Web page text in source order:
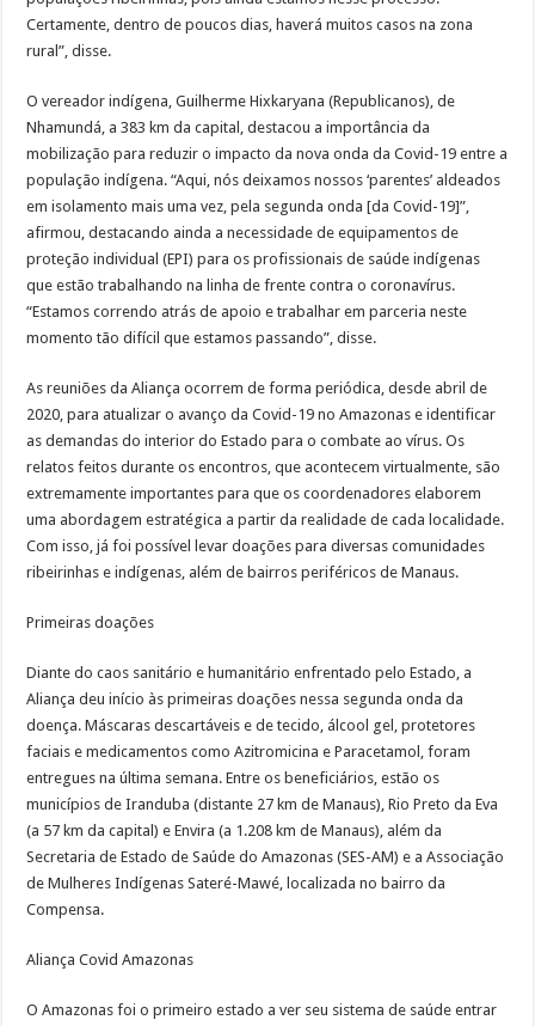
Certamente, dentro de poucos dias, haverá muitos casos na zona
rural”, disse.
O vereador indígena, Guilherme Hixkaryana (Republicanos), de
Nhamundá, a 383 km da capital, destacou a importância da
mobilização para reduzir o impacto da nova onda da Covid-19 entre a
população indígena. “Aqui, nós deixamos nossos ‘parentes’ aldeados
em isolamento mais uma vez, pela segunda onda [da Covid-19]”,
afirmou, destacando ainda a necessidade de equipamentos de
proteção individual (EPI) para os profissionais de saúde indígenas
que estão trabalhando na linha de frente contra o coronavírus.
“Estamos correndo atrás de apoio e trabalhar em parceria neste
momento tão difícil que estamos passando”, disse.
As reuniões da Aliança ocorrem de forma periódica, desde abril de
2020, para atualizar o avanço da Covid-19 no Amazonas e identificar
as demandas do interior do Estado para o combate ao vírus. Os
relatos feitos durante os encontros, que acontecem virtualmente, são
extremamente importantes para que os coordenadores elaborem
uma abordagem estratégica a partir da realidade de cada localidade.
Com isso, já foi possível levar doações para diversas comunidades
ribeirinhas e indígenas, além de bairros periféricos de Manaus.
Primeiras doações
Diante do caos sanitário e humanitário enfrentado pelo Estado, a
Aliança deu início às primeiras doações nessa segunda onda da
doença. Máscaras descartáveis e de tecido, álcool gel, protetores
faciais e medicamentos como Azitromicina e Paracetamol, foram
entregues na última semana. Entre os beneficiários, estão os
municípios de Iranduba (distante 27 km de Manaus), Rio Preto da Eva
(a 57 km da capital) e Envira (a 1.208 km de Manaus), além da
Secretaria de Estado de Saúde do Amazonas (SES-AM) e a Associação
de Mulheres Indígenas Sateré-Mawé, localizada no bairro da
Compensa.
Aliança Covid Amazonas
O Amazonas foi o primeiro estado a ver seu sistema de saúde entrar